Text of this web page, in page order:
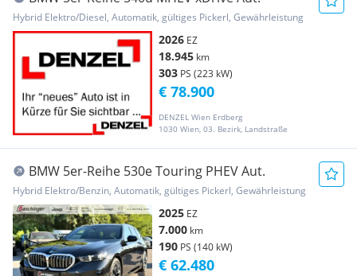
Hybrid Elektro/Diesel, Automatik, gültiges Pickerl, Gewährleistung
2026 EZ
18.945 km
303 PS (223 kW)
DENZEL Wien Erdberg
1030 Wien, 03. Bezirk, Landstraße
€ 78.900
BMW 5er-Reihe 530e Touring PHEV Aut.
Hybrid Elektro/Benzin, Automatik, gültiges Pickerl, Gewährleistung
2025 EZ
7.000 km
190 PS (140 kW)
€ 62.480